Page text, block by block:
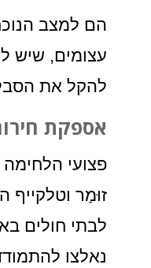
הם למצב
עצומים, שיש
להקל את
אספקת
פצועי הלחימה
זוּמַר וטלקייף
לבתי חולים
נאלצו